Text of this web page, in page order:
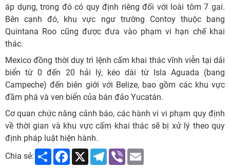
áp dụng, trong đó có quy định riêng đối với loài tôm 7 gai.
Bên cạnh đó, khu vực ngư trường Contoy thuộc bang
Quintana Roo cũng được đưa vào phạm vi hạn chế khai
thác.
Mexico đồng thời duy trì lệnh cấm khai thác vĩnh viễn tại dải
biển từ 0 đến 20 hải lý, kéo dài từ Isla Aguada (bang
Campeche) đến biên giới với Belize, bao gồm các khu vực
đầm phá và ven biển của bán đảo Yucatán.
Cơ quan chức năng cảnh báo, các hành vi vi phạm quy định
về thời gian và khu vực cấm khai thác sẽ bị xử lý theo quy
định pháp luật hiện hành.
Chia sẻ:
Share Facebook
X Telegram
Viber